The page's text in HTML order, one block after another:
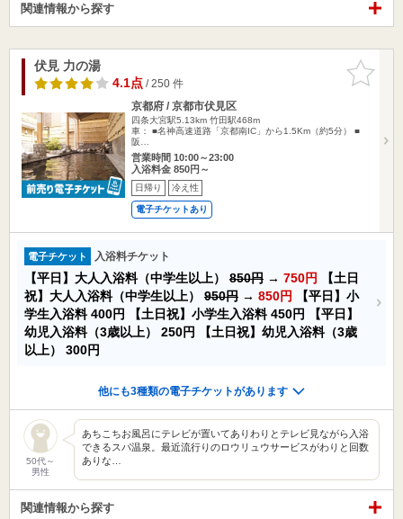
関連情報から探す
お気に入
りに追加
伏見 力の湯
4.1点/ 250 件
京都府 / 京都市伏見区
四条大宮駅5.13km 竹田駅468m
車： ■名神高速道路「京都南IC」から1.5Km（約5分） ■
阪…
営業時間 10:00～23:00
入浴料金 850円～
日帰り 冷え性
電子チケットあり
電子チケット 入浴料チケット
【平日】大人入浴料（中学生以上） 850円 → 750円
【土日
祝】大人入浴料（中学生以上） 950円 → 850円
【平日】小
学生入浴料400円 【土日祝】小学生入浴料450円
【平日】
幼児入浴料（3歳以上） 250円
【土日祝】幼児入浴料（3歳
以上） 300円
他にも3種類の電子チケットがあります
50代～
男性
あちこちお風呂にテレビが置いてありわりとテレビ見ながら入浴
できるスパ温泉。最近流行りのロウリュウサービスがわりと回数
ありな…
関連情報から探す